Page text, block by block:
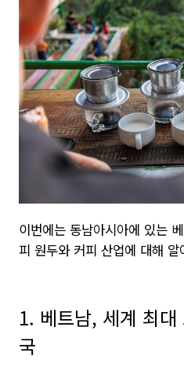
이번에는 동남아시아에 있는
피 원두와 커피 산업에 대해
1. 베트남, 세계 최
국